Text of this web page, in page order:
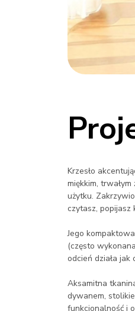
Krzesło
miękkim,
użytku.
czytasz, popijasz
Jego
(często
odcień działa
Aksamitna
dywanem,
funkcjonalność i